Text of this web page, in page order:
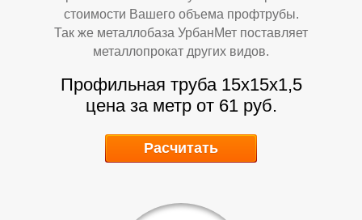
стоимости Вашего объема профтрубы.
Так же металлобаза УрбанМет поставляет
металлопрокат других видов.
Профильная труба 15х15х1,5
цена за метр от 61 руб.
Расчитать